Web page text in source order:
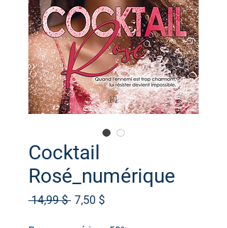
Cocktail
Rosé_numérique
14,99 $ Prix
7,50 $Prix